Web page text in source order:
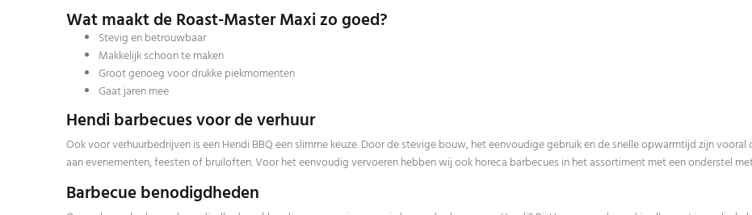
Wat maakt de Roast-Master Maxi zo goed?
Stevig en betrouwbaar
Makkelijk schoon te maken
Groot genoeg voor drukke piekmomenten
Gaat jaren mee
Hendi barbecues voor de verhuur
Ook voor verhuurbedrijven is een Hendi BBQ een slimme keuze. Door de stevige bouw, het eenvoudige gebruik en de snelle opwarmtijd zijn
aan evenementen, feesten of bruiloften. Voor het eenvoudig vervoeren hebben wij ook horeca barbecues in het assortiment met een onderstel
Barbecue benodigdheden